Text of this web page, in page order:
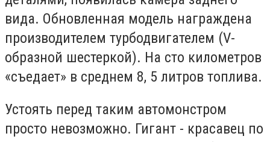
вида. Обновленная модель награждена
производителем турбодвигателем (V-
образной шестеркой). На сто километров
«съедает» в среднем 8, 5 литров топлива.
Устоять перед таким автомонстром
просто невозможно. Гигант - красавец по